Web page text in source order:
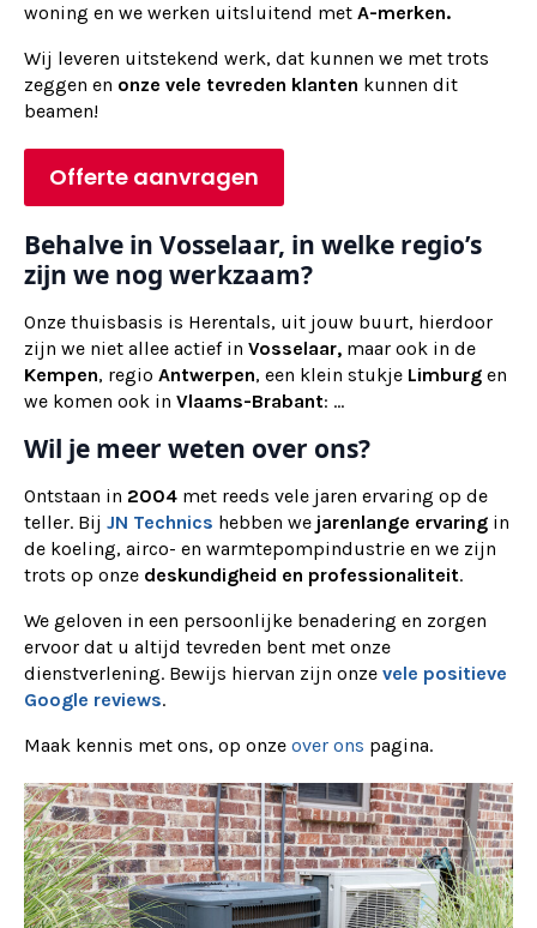
woning en we werken uitsluitend met A-merken.
Wij leveren uitstekend werk, dat kunnen we met trots
zeggen en onze vele tevreden klanten kunnen dit
beamen!
Offerte aanvragen
Behalve in Vosselaar, in welke regio’s
zijn we nog werkzaam?
Onze thuisbasis is Herentals, uit jouw buurt, hierdoor
zijn we niet allee actief in Vosselaar, maar ook in de
Kempen, regio Antwerpen, een klein stukje Limburg en
we komen ook in Vlaams-Brabant: ...
Wil je meer weten over ons?
Ontstaan in 2004 met reeds vele jaren ervaring op de
teller. Bij JN Technics hebben we jarenlange ervaring in
de koeling, airco- en warmtepompindustrie en we zijn
trots op onze deskundigheid en professionaliteit.
We geloven in een persoonlijke benadering en zorgen
ervoor dat u altijd tevreden bent met onze
dienstverlening. Bewijs hiervan zijn onze vele positieve
Google reviews.
Maak kennis met ons, op onze over ons pagina.